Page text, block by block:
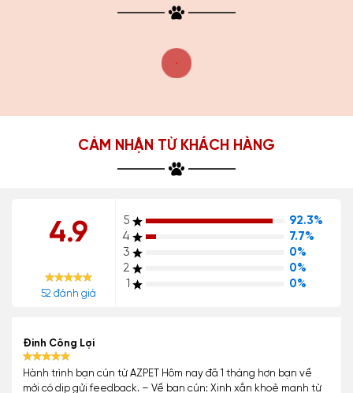
CẢM NHẬN TỪ KHÁCH HÀNG
4.9
52 đánh giá
5
92.3%
4
7.7%
3
0%
2
0%
1
0%
Đinh Công Lợi
Hành trình bạn cún từ AZPET Hôm nay đã 1 tháng hơn bạn về
mới có dịp gửi feedback. – Về bạn cún: Xinh xắn khoẻ mạnh từ